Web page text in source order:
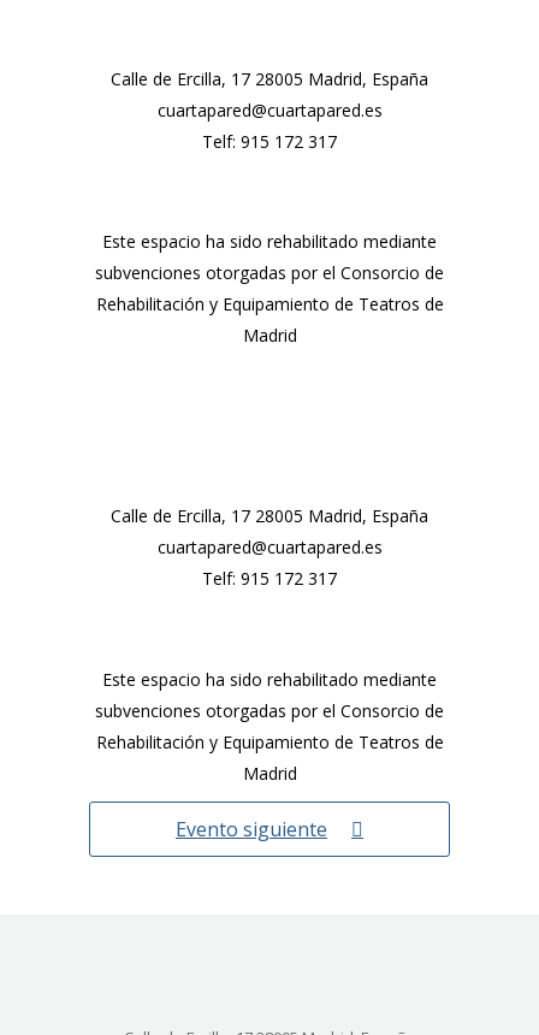
Calle de Ercilla, 17 28005 Madrid, España
cuartapared@cuartapared.es
Telf: 915 172 317
Este espacio ha sido rehabilitado mediante
subvenciones otorgadas por el Consorcio de
Rehabilitación y Equipamiento de Teatros de
Madrid
Calle de Ercilla, 17 28005 Madrid, España
cuartapared@cuartapared.es
Telf: 915 172 317
Este espacio ha sido rehabilitado mediante
subvenciones otorgadas por el Consorcio de
Rehabilitación y Equipamiento de Teatros de
Madrid
Evento siguiente